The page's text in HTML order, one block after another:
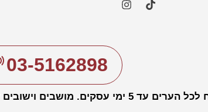
03-5162898
5 ימי עסקים. מושבים וישובים עד 14 ימי עסקים.